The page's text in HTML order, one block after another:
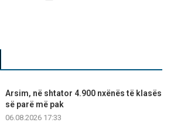
Arsim, në shtator 4.900 nxënës të klasës
së parë më pak
06.08.2026 17:33